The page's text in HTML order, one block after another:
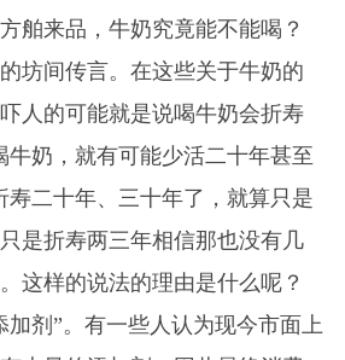
舶来品，牛奶究竟能不能喝？
坊间传言。在这些关于牛奶的
人的可能就是说喝牛奶会折寿
奶，就有可能少活二十年甚至
寿二十年、三十年了，就算只是
是折寿两三年相信那也没有几
这样的说法的理由是什么呢？
加剂”。有一些人认为现今市面上